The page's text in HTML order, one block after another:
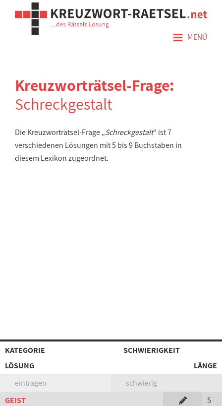
≡ MENÜ
Kreuzworträtsel-Frage:
Schreckgestalt
Die Kreuzworträtsel-Frage „Schreckgestalt“ ist 7
verschiedenen Lösungen mit 5 bis 9 Buchstaben in
diesem Lexikon zugeordnet.
KATEGORIE
SCHWIERIGKEIT
LÖSUNG
LÄNGE
eintragen
schwierig
GEIST
5